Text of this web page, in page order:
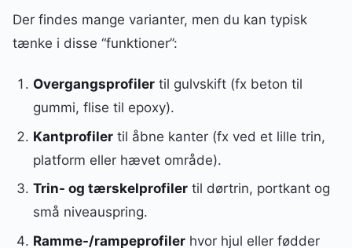
Der findes mange varianter, men du kan typisk
tænke i disse “funktioner”:
Overgangsprofilertil gulvskift (fx beton til
gummi, flise til epoxy).
Kantprofilertil åbne kanter (fx ved et lille trin,
platform eller hævet område).
Trin- og tærskelprofilertil dørtrin, portkant og
små niveauspring.
Ramme-/rampeprofilerhvor hjul eller fødder